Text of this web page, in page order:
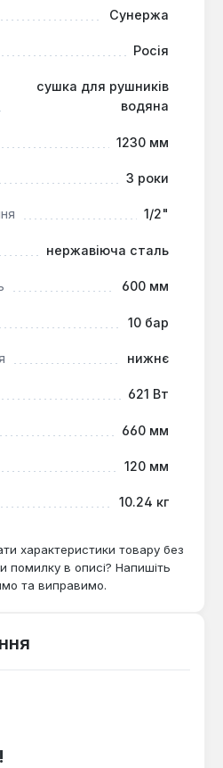
: патрубки з різьбою 1/2"
або ГВП.
Елегія з габаритами
настінного
опалення, індивідуальних
контур з циркуляційним
Сунержа
Росія
сушка для рушників
водяна
1230 мм
3 роки
1/2"
нержавіюча сталь
600 мм
10 бар
нижнє
621 Вт
660 мм
120 мм
10.24 кг
характеристики товару без
помилку в описі? Напишіть
та виправимо.